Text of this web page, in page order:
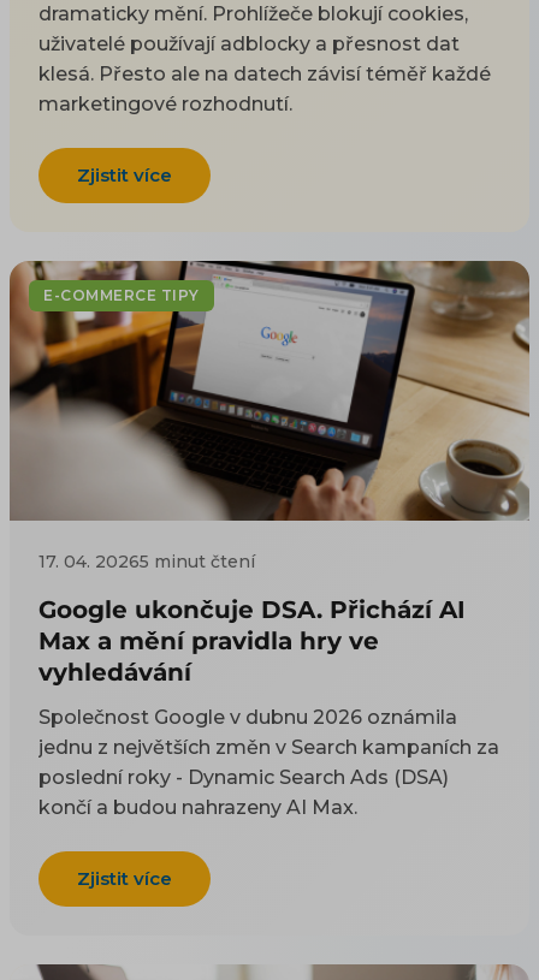
dramaticky mění. Prohlížeče blokují cookies,
uživatelé používají adblocky a přesnost dat
klesá. Přesto ale na datech závisí téměř každé
marketingové rozhodnutí.
Zjistit více
E-COMMERCE TIPY
17. 04. 20265 minut čtení
Google ukončuje DSA. Přichází AI
Max a mění pravidla hry ve
vyhledávání
Společnost Google v dubnu 2026 oznámila
jednu z největších změn v Search kampaních za
poslední roky - Dynamic Search Ads (DSA)
končí a budou nahrazeny AI Max.
Zjistit více